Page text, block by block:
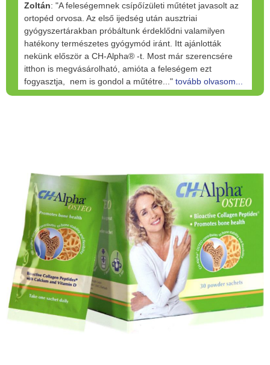
Zoltán: "A feleségemnek csípőízületi műtétet javasolt az
ortopéd orvosa. Az első ijedség után ausztriai
gyógyszertárakban próbáltunk érdeklődni valamilyen
hatékony természetes gyógymód iránt. Itt ajánlották
nekünk először a CH-Alpha® -t. Most már szerencsére
itthon is megvásárolható, amióta a feleségem ezt
fogyasztja, nem is gondol a műtétre..." tovább olvasom...